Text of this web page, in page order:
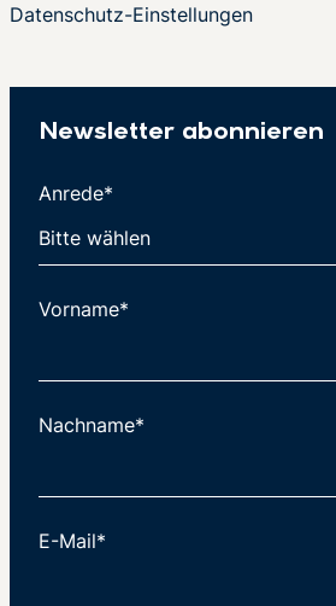
Datenschutz-Einstellungen
Newsletter abonnieren
Anrede*
Vorname*
Nachname*
E-Mail*